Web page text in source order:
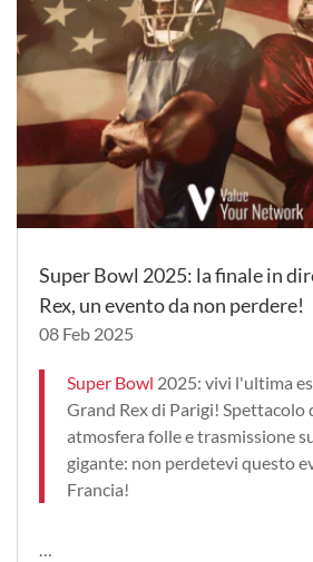
Super Bowl 2025: la finale in
Rex, un evento da non perdere!
08 Feb 2025
Super Bowl 2025: vivi l'ultima
Grand Rex di Parigi! Spettacolo
atmosfera folle e trasmissione
gigante: non perdetevi questo
Francia!